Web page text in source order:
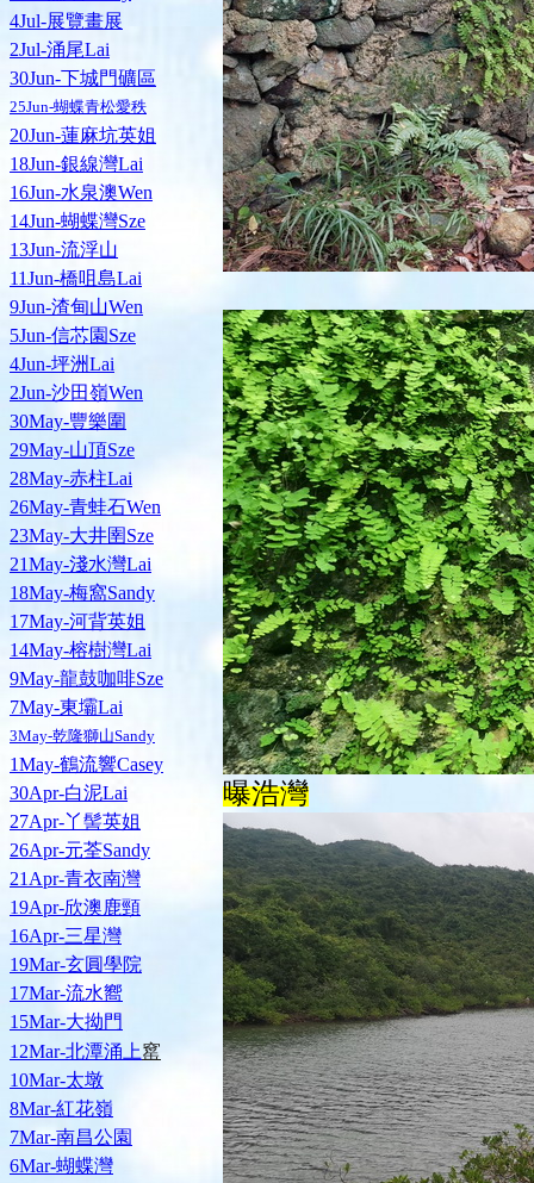
4Jul-展覽畫展
2Jul-涌尾Lai
30Jun-下城門礦區
25Jun-蝴蝶青松愛秩
20Jun-蓮麻坑英姐
18Jun-銀線灣Lai
16Jun-水泉澳Wen
14Jun-蝴蝶灣Sze
13Jun-流浮山
11Jun-橋咀島Lai
9Jun-渣甸山Wen
5Jun-信芯園Sze
4Jun-坪洲Lai
2Jun-沙田嶺Wen
30May-豐樂圍
29May-山頂Sze
28May-赤柱Lai
26May-青蛙石Wen
23May-大井圉Sze
21May-淺水灣Lai
18May-梅窩Sandy
17May-河背英姐
14May-榕樹灣Lai
9May-龍鼓咖啡Sze
7May-東壩Lai
3May-乾隆獅山Sandy
1May-鶴流響Casey
30Apr-白泥Lai
27Apr-丫髻英姐
26Apr-元荃Sandy
21Apr-青衣南灣
19Apr-欣澳鹿頸
16Apr-三星灣
19Mar-玄圓學院
17Mar-流水嚮
15Mar-大拗門
12Mar-北潭涌上窰
10Mar-太墩
8Mar-紅花嶺
7Mar-南昌公園
6Mar-蝴蝶灣
曝浩灣